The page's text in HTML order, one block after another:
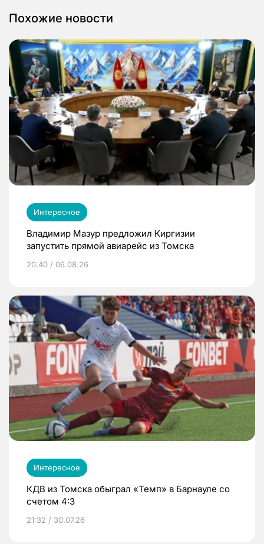
Похожие новости
Интересное
Владимир Мазур предложил Киргизии
запустить прямой авиарейс из Томска
20:40 / 06.08.26
Интересное
КДВ из Томска обыграл «Темп» в Барнауле со
счетом 4:3
21:32 / 30.07.26